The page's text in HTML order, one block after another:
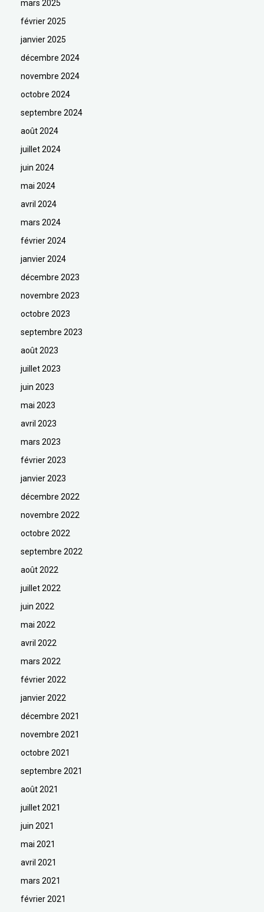
mars 2025
février 2025
janvier 2025
décembre 2024
novembre 2024
octobre 2024
septembre 2024
août 2024
juillet 2024
juin 2024
mai 2024
avril 2024
mars 2024
février 2024
janvier 2024
décembre 2023
novembre 2023
octobre 2023
septembre 2023
août 2023
juillet 2023
juin 2023
mai 2023
avril 2023
mars 2023
février 2023
janvier 2023
décembre 2022
novembre 2022
octobre 2022
septembre 2022
août 2022
juillet 2022
juin 2022
mai 2022
avril 2022
mars 2022
février 2022
janvier 2022
décembre 2021
novembre 2021
octobre 2021
septembre 2021
août 2021
juillet 2021
juin 2021
mai 2021
avril 2021
mars 2021
février 2021